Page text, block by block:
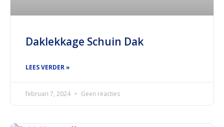
Daklekkage Schuin Dak
LEES VERDER »
februari 7, 2024 Geen reacties